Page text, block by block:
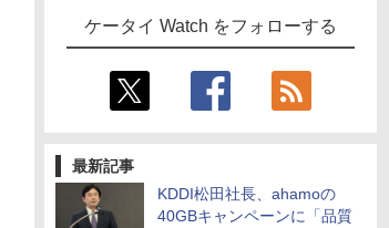
ケータイ Watch をフォローする
最新記事
KDDI松田社長、ahamoの
40GBキャンペーンに「品質